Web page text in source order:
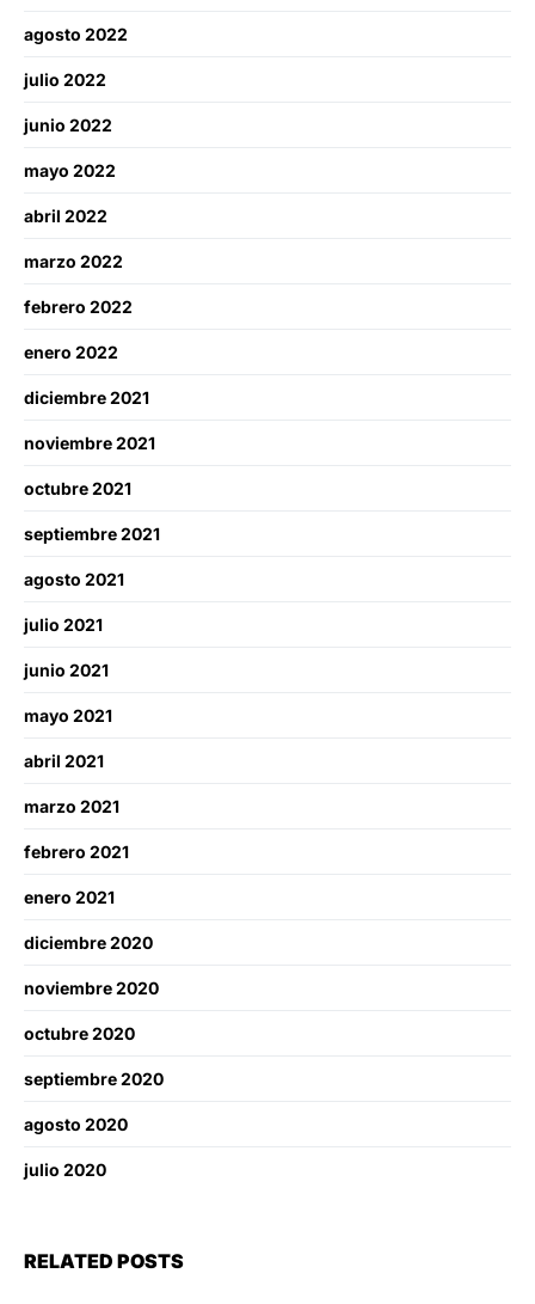
agosto 2022
julio 2022
junio 2022
mayo 2022
abril 2022
marzo 2022
febrero 2022
enero 2022
diciembre 2021
noviembre 2021
octubre 2021
septiembre 2021
agosto 2021
julio 2021
junio 2021
mayo 2021
abril 2021
marzo 2021
febrero 2021
enero 2021
diciembre 2020
noviembre 2020
octubre 2020
septiembre 2020
agosto 2020
julio 2020
RELATED POSTS